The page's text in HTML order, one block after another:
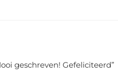
geschreven! Gefeliciteerd”